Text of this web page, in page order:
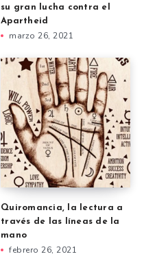
su gran lucha contra el
Apartheid
marzo 26, 2021
Quiromancia, la lectura a
través de las líneas de la
mano
febrero 26, 2021